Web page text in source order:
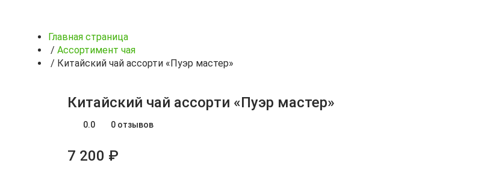
Главная страница
/ Ассортимент чая
/ Китайский чай ассорти «Пуэр мастер»
Китайский чай ассорти «Пуэр мастер»
0.0 0 отзывов
7 200 ₽